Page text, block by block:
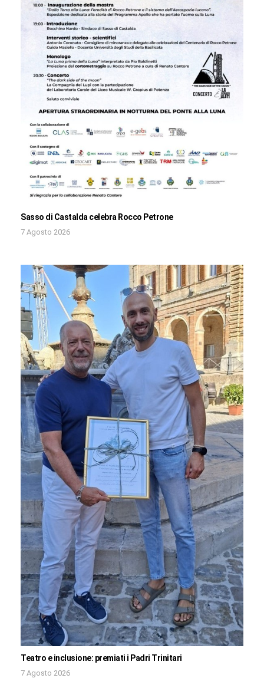
Sasso di Castalda celebra Rocco Petrone
7 Agosto 2026
Teatro e inclusione: premiati i Padri Trinitari
7 Agosto 2026